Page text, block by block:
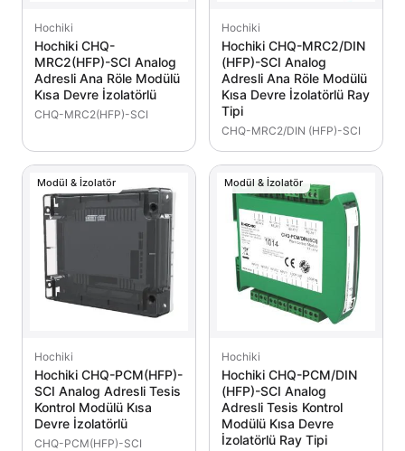
Hochiki
Hochiki CHQ-
MRC2(HFP)-SCI Analog
Adresli Ana Röle Modülü
Kısa Devre İzolatörlü
CHQ-MRC2(HFP)-SCI
Hochiki
Hochiki CHQ-MRC2/DIN
(HFP)-SCI Analog
Adresli Ana Röle Modülü
Kısa Devre İzolatörlü Ray
Tipi
CHQ-MRC2/DIN (HFP)-SCI
Modül & İzolatör
Hochiki
Hochiki CHQ-PCM(HFP)-
SCI Analog Adresli Tesis
Kontrol Modülü Kısa
Devre İzolatörlü
CHQ-PCM(HFP)-SCI
Modül & İzolatör
Hochiki
Hochiki CHQ-PCM/DIN
(HFP)-SCI Analog
Adresli Tesis Kontrol
Modülü Kısa Devre
İzolatörlü Ray Tipi